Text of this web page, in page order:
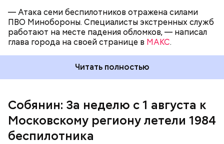
— Атака семи беспилотников отражена силами
ПВО Минобороны. Специалисты экстренных служб
работают на месте падения обломков, — написал
глава города на своей странице в МАКС.
Читать полностью
Собянин: За неделю с 1 августа к
Московскому региону летели 1984
беспилотника
Ранее сообщалось, что на Ильском
нефтеперерабатывающем заводе в
Краснодарском краепроизошло возгорание
падения обломков беспилотника. В результате